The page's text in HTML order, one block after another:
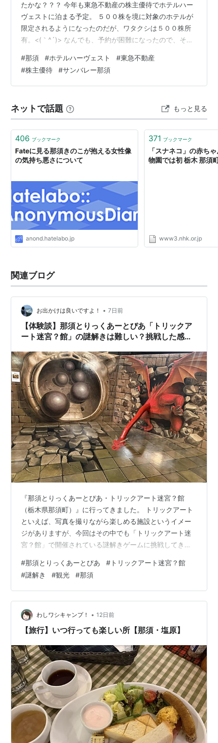
たかな？？？ 今年も東急不動産の株主優待でホテルハー
ヴェストに泊まる予定。 ５００株を境に対象のホテルが
限定されるようになったのだが、ワタクシは５００株所
有。<(｀^´)> なんでも、予約が困難になったので、その
の人は、利用できるホテルが限定される。 今回、本当は
軽井沢に行きたかったのだが、６週間前の１０時ちょう
どに接続しても、すでに予約が取れなかった。 どうなっ
が、今年は那須に行ってみようと。 軽井沢に比べ、だい
ぶ遠いのがネック。 ワタク…
#那須 #ホテルハーヴェスト #東急不動産
#株主優待 #サンバレー那須
ネットで話題 もっと見る
406 ブックマーク
Fateに見る那須きのこが抱える女性像
の気持ち悪さについて
anond.hatelabo.jp
371 ブックマーク
「スナネコ」の赤ち
物園では初 栃木 那須
www3.nhk.or.jp
関連ブログ
お出かけは良いですよ！ • 7日前
【体験談】那須とりっくあーとぴあ「トリックア
ート迷宮？館」の謎解きは難しい？挑戦した感想
『那須とりっくあーとぴあ・トリックアート迷宮？館
（栃木県那須町）』に行ってきました。 トリックアート
といえば、写真を撮りながら楽しめる施設というイメー
ジがありますが、今回はその中でも「トリックアート迷
宮？館」で開催されている謎解きゲームに挑戦してきま
『トリックアート迷宮？館の謎解きゲーム』について紹
介します。 実際に体験した雰囲気をネタバレなしで紹介
するので、これから体験してみたい方は参考にしてみて
ください。 【スポンサーリンク】 那須とりっくあーとぴ
あ「トリックアート迷宮？館」とは？ 栃木県那須町にあ
るトリックアートを楽しめるスポットのこと…
#那須とりっくあーとぴあ # トリックアート迷宮？館
#謎解き #観光 #那須
わしワシキャンプ！ • 12日前
【旅行】いつ行っても楽しい所【那須・塩原】